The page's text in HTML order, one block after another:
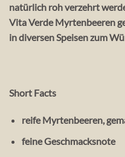
natürlich roh verzehrt
Vita Verde Myrtenbeeren
in diversen Speisen zum
Short Facts
reife Myrtenbeeren,
feine Geschmacksnote